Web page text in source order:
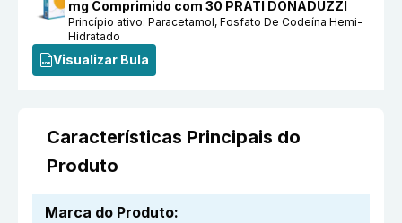
mg Comprimido com 30 PRATI DONADUZZI
Princípio ativo:Paracetamol, Fosfato De Codeína Hemi-
Hidratado
Visualizar Bula
Características Principais do
Produto
Marca do Produto: